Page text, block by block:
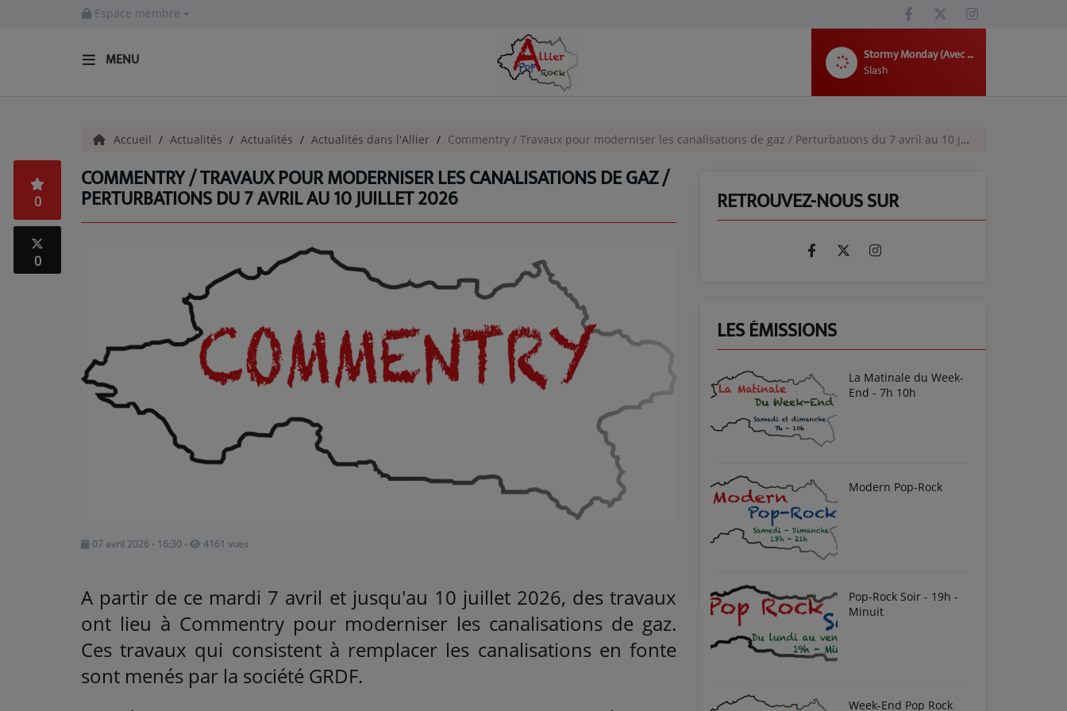
Espace membre
MENU
Stormy Monday (Avec Beth Hart)
Slash
INFOS - ALLIER
AGENDA CULTUREL - ALLIER
INFOS POP ROCK
Titres diffusés
Accueil Actualités Actualités Actualités dans l'Allier Commentry / Travaux pour moderniser les canalisations de gaz / Perturbations du 7 avril au 10 juillet 2026
COMMENTRY / TRAVAUX POUR MODERNISER LES CANALISATIONS DE GAZ /
PERTURBATIONS DU 7 AVRIL AU 10 JUILLET 2026
0
0
07 avril 2026 - 16:30 - 4161 vues
A partir de ce mardi 7 avril et jusqu'au 10 juillet 2026, des travaux
ont lieu à Commentry pour moderniser les canalisations de gaz.
Ces travaux qui consistent à remplacer les canalisations en fonte
sont menés par la société GRDF.
RETROUVEZ-NOUS SUR
LES ÉMISSIONS
La Matinale du Week-
End - 7h 10h
Modern Pop-Rock
Pop-Rock Soir - 19h -
Minuit
Week-End Pop Rock